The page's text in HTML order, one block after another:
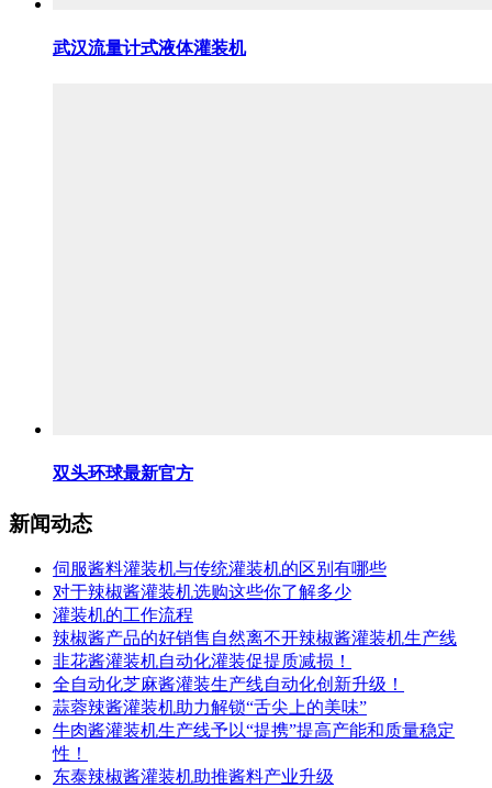
武汉流量计式液体灌装机
双头环球最新官方
新闻动态
伺服酱料灌装机与传统灌装机的区别有哪些
对于辣椒酱灌装机选购这些你了解多少
灌装机的工作流程
辣椒酱产品的好销售自然离不开辣椒酱灌装机生产线
韭花酱灌装机自动化灌装促提质减损！
全自动化芝麻酱灌装生产线自动化创新升级！
蒜蓉辣酱灌装机助力解锁“舌尖上的美味”
牛肉酱灌装机生产线予以“提携”提高产能和质量稳定
性！
东泰辣椒酱灌装机助推酱料产业升级